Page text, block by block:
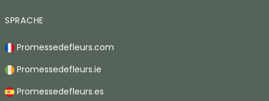
SPRACHE
Promessedefleurs.com
Promessedefleurs.ie
Promessedefleurs.es